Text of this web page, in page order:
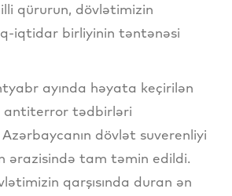
qürurun, dövlətimizin
iqtidar birliyinin təntənəsi
ayında həyata keçirilən
antiterror tədbirləri
dövlət suverenliyi
ərazisində tam təmin edildi.
qarşısında duran ən